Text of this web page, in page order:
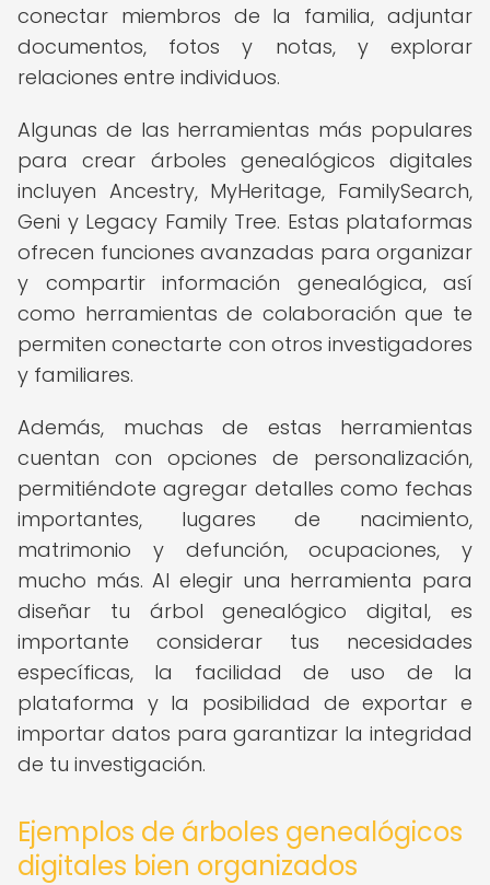
conectar miembros de la familia, adjuntar
documentos, fotos y notas, y explorar
relaciones entre individuos.
Algunas de las herramientas más populares
para crear árboles genealógicos digitales
incluyen Ancestry, MyHeritage, FamilySearch,
Geni y Legacy Family Tree. Estas plataformas
ofrecen funciones avanzadas para organizar
y compartir información genealógica, así
como herramientas de colaboración que te
permiten conectarte con otros investigadores
y familiares.
Además, muchas de estas herramientas
cuentan con opciones de personalización,
permitiéndote agregar detalles como fechas
importantes, lugares de nacimiento,
matrimonio y defunción, ocupaciones, y
mucho más. Al elegir una herramienta para
diseñar tu árbol genealógico digital, es
importante considerar tus necesidades
específicas, la facilidad de uso de la
plataforma y la posibilidad de exportar e
importar datos para garantizar la integridad
de tu investigación.
Ejemplos de árboles genealógicos
digitales bien organizados